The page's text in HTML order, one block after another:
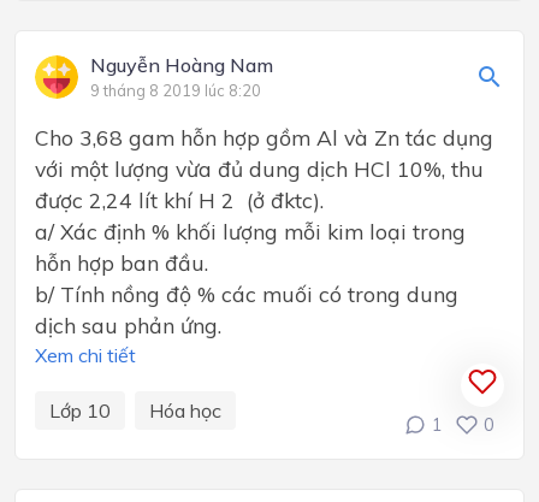
Nguyễn Hoàng Nam
9 tháng 8 2019 lúc 8:20
Cho 3,68 gam hỗn hợp gồm Al và Zn tác dụng
với một lượng vừa đủ dung dịch HCl 10%, thu
được 2,24 lít khí H 2 (ở đktc).
a/ Xác định % khối lượng mỗi kim loại trong
hỗn hợp ban đầu.
b/ Tính nồng độ % các muối có trong dung
dịch sau phản ứng.
Xem chi tiết
Lớp 10 Hóa học
1 0